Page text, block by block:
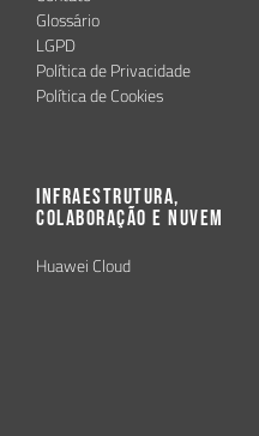
Glossário
LGPD
Política de Privacidade
Política de Cookies
Infraestrutura,
Colaboração e Nuvem
Huawei Cloud